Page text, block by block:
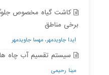
کاشت گیاه مخصوص
برخی مناطق
ایدا جاویدمهر، مهسا جاویدمهر
سیستم تقسیم آب چاه
مینا رحیمی